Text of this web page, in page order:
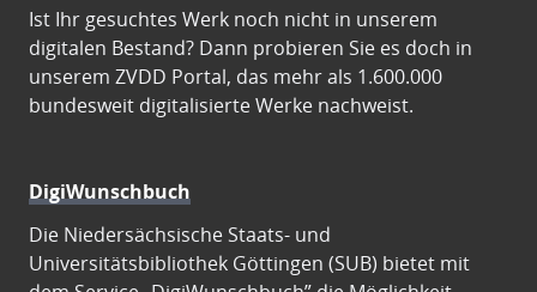
Ist Ihr gesuchtes Werk noch nicht in unserem
digitalen Bestand? Dann probieren Sie es doch in
unserem ZVDD Portal, das mehr als 1.600.000
bundesweit digitalisierte Werke nachweist.
DigiWunschbuch
Die Niedersächsische Staats- und
Universitätsbibliothek Göttingen (SUB) bietet mit